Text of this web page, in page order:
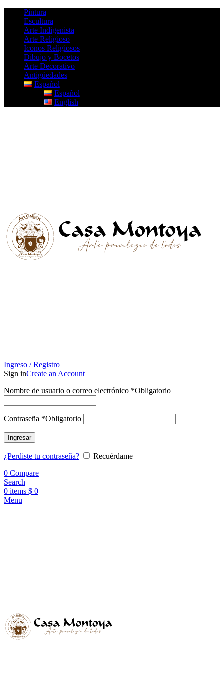
Pintura
Escultura
Arte Indigenista
Arte Religioso
Iconos Religiosos
Dibujo y Bocetos
Arte Decorativo
Antigüedades
Español
Español
English
Ingreso / Registro
Sign inCreate an Account
Nombre de usuario o correo electrónico *Obligatorio
Contraseña *Obligatorio
Ingresar
¿Perdiste tu contraseña?
Recuérdame
0 Compare
Search
0 items $ 0
Menu